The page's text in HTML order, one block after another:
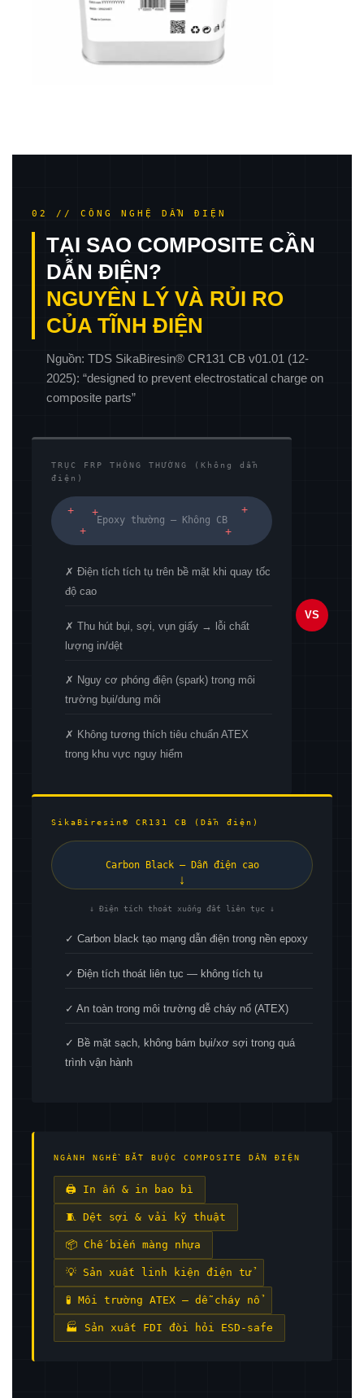
02 // CÔNG NGHỆ DẪN ĐIỆN
TẠI SAO COMPOSITE CẦN
DẪN ĐIỆN?
NGUYÊN LÝ VÀ RỦI RO
CỦA TĨNH ĐIỆN
Nguồn: TDS SikaBiresin® CR131 CB v01.01 (12-
2025): “designed to prevent electrostatical charge on
composite parts”
TRỤC FRP THÔNG THƯỜNG (Không dẫn
điện)
Epoxy thường — Không CB
+ +
+
+
+
✗ Điện tích tích tụ trên bề mặt khi quay tốc
độ cao
✗ Thu hút bụi, sợi, vụn giấy → lỗi chất
lượng in/dệt
✗ Nguy cơ phóng điện (spark) trong môi
trường bụi/dung môi
✗ Không tương thích tiêu chuẩn ATEX
trong khu vực nguy hiểm
VS
SikaBiresin® CR131 CB (Dẫn điện)
Carbon Black — Dẫn điện cao
↓
↓ Điện tích thoát xuống đất liên tục ↓
✓ Carbon black tạo mạng dẫn điện trong nền epoxy
✓ Điện tích thoát liên tục — không tích tụ
✓ An toàn trong môi trường dễ cháy nổ (ATEX)
✓ Bề mặt sạch, không bám bụi/xơ sợi trong quá
trình vận hành
NGÀNH NGHỀ BẮT BUỘC COMPOSITE DẪN ĐIỆN
🖨 In ấn & in bao bì
🧵 Dệt sợi & vải kỹ thuật
📦 Chế biến màng nhựa
💡 Sản xuất linh kiện điện tử
🧪 Môi trường ATEX — dễ cháy nổ
🏭 Sản xuất FDI đòi hỏi ESD-safe